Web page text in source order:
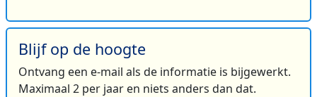
Blijf op de hoogte
Ontvang een e-mail als de informatie is bijgewerkt.
Maximaal 2 per jaar en niets anders dan dat.